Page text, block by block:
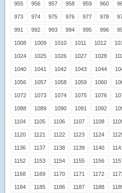
955 956 957 958 959 960
973 974 975 976 977 978
991 992 993 994 995 996
1008 1009 1010 1011 1012
1024 1025 1026 1027 1028
1040 1041 1042 1043 1044
1056 1057 1058 1059 1060
1072 1073 1074 1075 1076
1088 1089 1090 1091 1092
1104 1105 1106 1107 1108
1120 1121 1122 1123 1124
1136 1137 1138 1139 1140
1152 1153 1154 1155 1156
1168 1169 1170 1171 1172
1184 1185 1186 1187 1188